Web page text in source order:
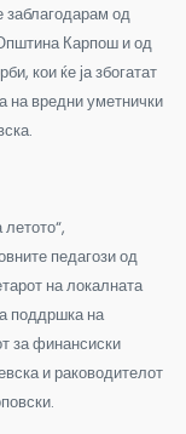
заблагодарам од
Карпош и од
кои ќе ја збогатат
на вредни уметнички
педагози од
на локалната
поддршка на
за финансиски
и раководителот